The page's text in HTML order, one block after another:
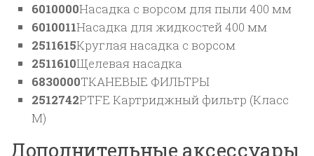
6010000Насадка с ворсом для пыли 400 мм
6010011Насадка для жидкостей 400 мм
2511615Круглая насадка с ворсом
2511610Щелевая насадка
6830000ТКАНЕВЫЕ ФИЛЬТРЫ
2512742PTFE Картриджный фильтр (Класс
M)
Дополнительные аксессуары